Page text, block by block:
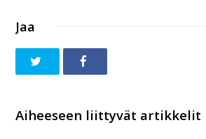
Jaa
Aiheeseen liittyvät artikkelit